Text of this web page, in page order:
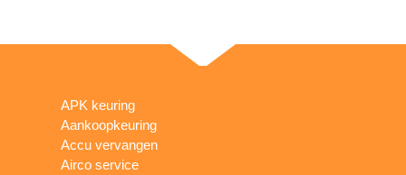
APK keuring
Aankoopkeuring
Accu vervangen
Airco service